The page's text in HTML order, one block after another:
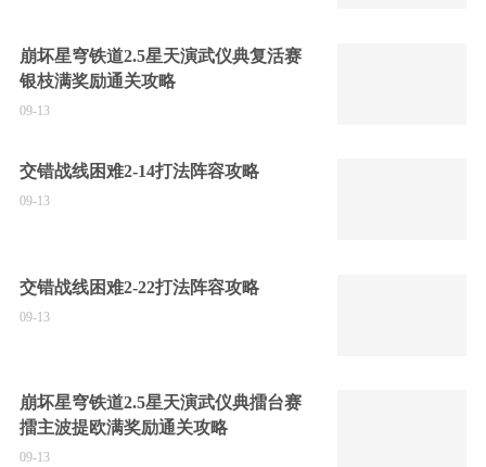
崩坏星穹铁道2.5星天演武仪典复活赛
银枝满奖励通关攻略
09-13
交错战线困难2-14打法阵容攻略
09-13
交错战线困难2-22打法阵容攻略
09-13
崩坏星穹铁道2.5星天演武仪典擂台赛
擂主波提欧满奖励通关攻略
09-13